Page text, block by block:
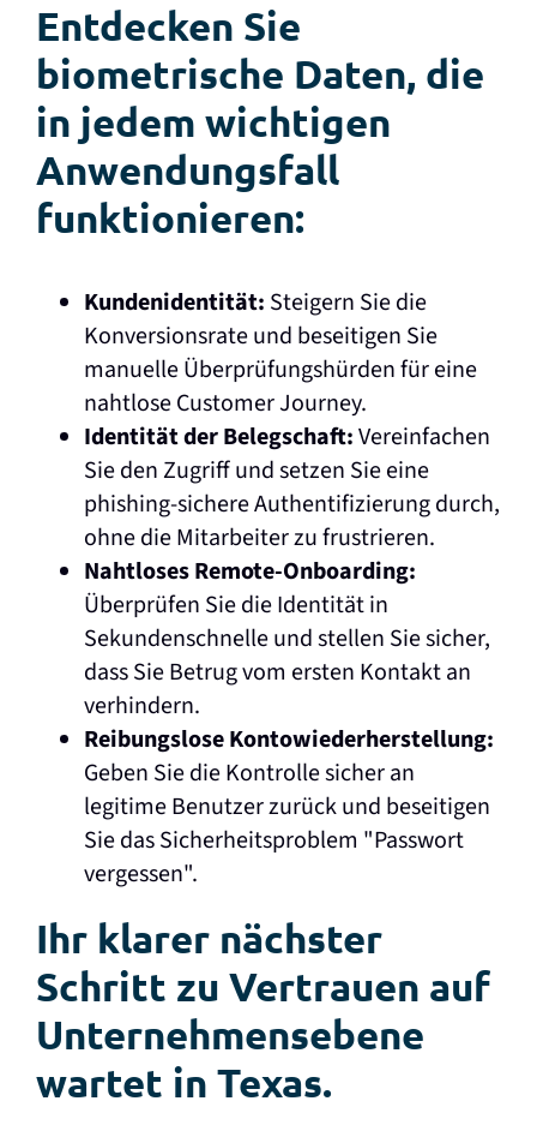
Entdecken Sie
biometrische Daten, die
in jedem wichtigen
Anwendungsfall
funktionieren:
Kundenidentität: Steigern Sie die
Konversionsrate und beseitigen Sie
manuelle Überprüfungshürden für eine
nahtlose Customer Journey.
Identität der Belegschaft:Vereinfachen
Sie den Zugriff und setzen Sie eine
phishing-sichere Authentifizierung durch,
ohne die Mitarbeiter zu frustrieren.
Nahtloses Remote-Onboarding:
Überprüfen Sie die Identität in
Sekundenschnelle und stellen Sie sicher,
dass Sie Betrug vom ersten Kontakt an
verhindern.
Reibungslose Kontowiederherstellung:
Geben Sie die Kontrolle sicher an
legitime Benutzer zurück und beseitigen
Sie das Sicherheitsproblem "Passwort
vergessen".
Ihr klarer nächster
Schritt zu Vertrauen auf
Unternehmensebene
wartet in Texas.